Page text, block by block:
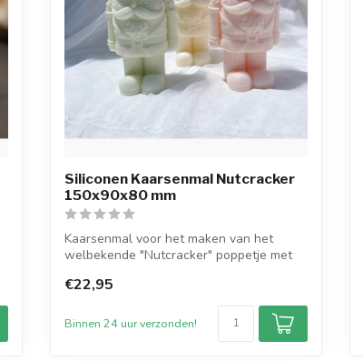
Siliconen Kaarsenmal Nutcracker
150x90x80 mm
Kaarsenmal voor het maken van het
welbekende "Nutcracker" poppetje met
€22,95
Binnen 24 uur verzonden!